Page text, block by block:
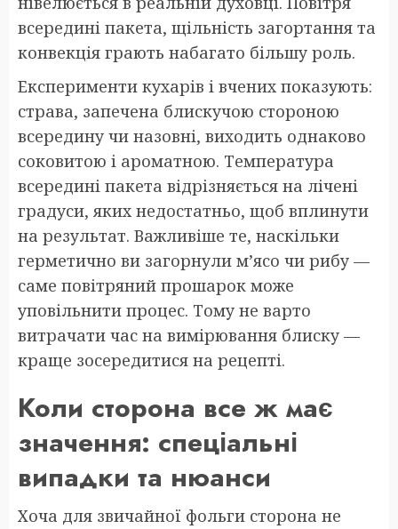
всередині пакета, щільність загортання та
конвекція грають набагато більшу роль.
Експерименти кухарів і вчених показують:
страва, запечена блискучою стороною
всередину чи назовні, виходить однаково
соковитою і ароматною. Температура
всередині пакета відрізняється на лічені
градуси, яких недостатньо, щоб вплинути
на результат. Важливіше те, наскільки
герметично ви загорнули м’ясо чи рибу —
саме повітряний прошарок може
уповільнити процес. Тому не варто
витрачати час на вимірювання блиску —
краще зосередитися на рецепті.
Коли сторона все ж має
значення: спеціальні
випадки та нюанси
Хоча для звичайної фольги сторона не